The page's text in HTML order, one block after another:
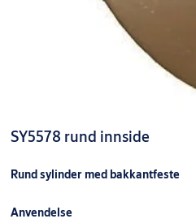
SY5578 rund innside
Rund sylinder med bakkantfeste
Anvendelse